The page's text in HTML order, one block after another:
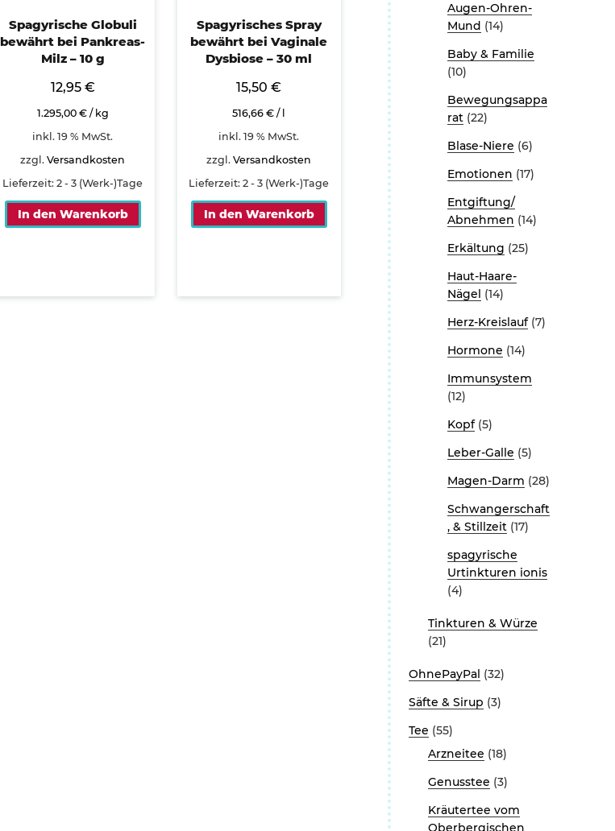
Spagyrische Globuli
bewährt bei Pankreas-
Milz – 10 g
12,95 €
1.295,00 €/ kg
inkl. 19 % MwSt.
zzgl.Versandkosten
Lieferzeit:2 - 3 (Werk-)Tage
In den Warenkorb
Spagyrisches Spray
bewährt bei Vaginale
Dysbiose – 30 ml
15,50€
516,66€ / l
inkl. 19 % MwSt.
zzgl.Versandkosten
Lieferzeit:2 - 3 (Werk-)Tage
In den Warenkorb
Augen-Ohren-
Mund (14)
Baby & Familie
(10)
Bewegungsappa
rat (22)
Blase-Niere (6)
Emotionen (17)
Entgiftung/
Abnehmen (14)
Erkältung (25)
Haut-Haare-
Nägel (14)
Herz-Kreislauf (7)
Hormone (14)
Immunsystem
(12)
Kopf (5)
Leber-Galle (5)
Magen-Darm (28)
Schwangerschaft
, & Stillzeit (17)
spagyrische
Urtinkturen ionis
(4)
Tinkturen & Würze
(21)
OhnePayPal (32)
Säfte & Sirup (3)
Tee (55)
Arzneitee (18)
Genusstee (3)
Kräutertee vom
Oberbergischen